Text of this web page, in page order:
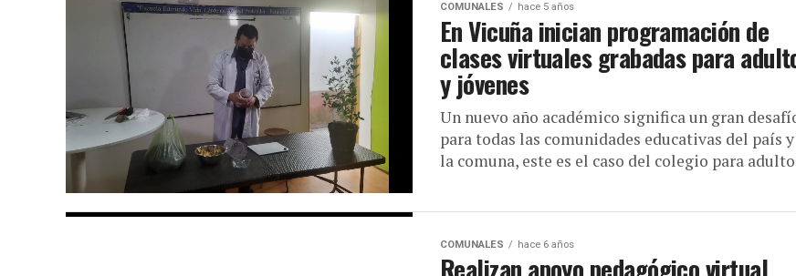
COMUNALES hace 5 años
En Vicuña inician programación de
clases virtuales grabadas para
y jóvenes
Un nuevo año académico significa un gran
para todas las comunidades educativas del país y
la comuna, este es el caso del colegio para
COMUNALES hace 6 años